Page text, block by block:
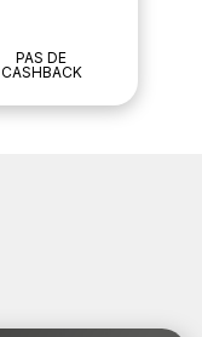
PAS DE
CASHBACK